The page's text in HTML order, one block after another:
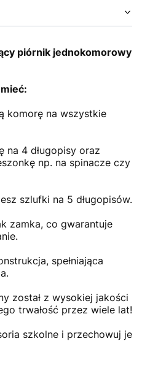
piórnik jednokomorowy
komorę na wszystkie
na 4 długopisy oraz
np. na spinacze czy
szlufki na 5 długopisów.
zamka, co gwarantuje
spełniająca
został z wysokiej jakości
trwałość przez wiele lat!
szkolne i przechowuj je